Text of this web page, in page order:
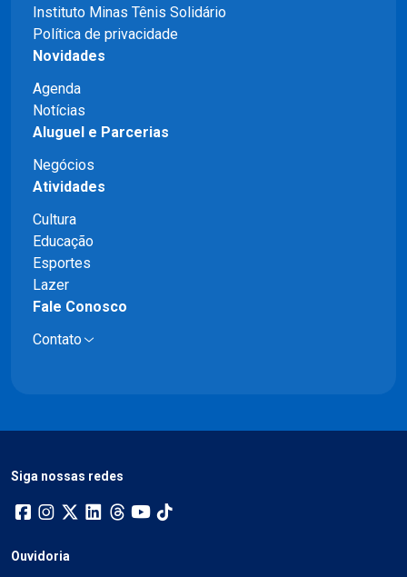
Instituto Minas Tênis Solidário
Política de privacidade
Novidades
Agenda
Notícias
Aluguel e Parcerias
Negócios
Atividades
Cultura
Educação
Esportes
Lazer
Fale Conosco
Contato
Siga nossas redes
Ouvidoria